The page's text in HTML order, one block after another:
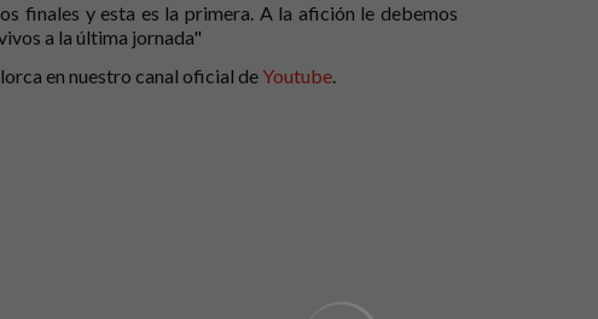
finales y esta es la primera. A la afición le debemos
a la última jornada"
en nuestro canal oficial de Youtube.